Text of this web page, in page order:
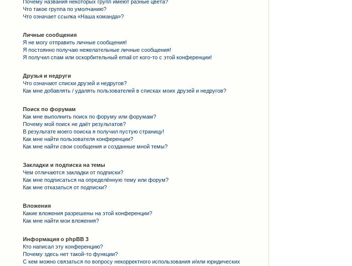
Почему названия некоторых групп имеют разные цвета?
Что такое группа по умолчанию?
Что означает ссылка «Наша команда»?
Личные сообщения
Я не могу отправить личные сообщения!
Я постоянно получаю нежелательные личные сообщения!
Я получил спам или оскорбительный email от кого-то с этой конференции!
Друзья и недруги
Что означают списки друзей и недругов?
Как мне добавлять / удалять пользователей в списках моих друзей и недругов?
Поиск по форумам
Как мне выполнить поиск по форуму или форумам?
Почему мой поиск не даёт результатов?
В результате моего поиска я получил пустую страницу!
Как мне найти пользователя конференции?
Как мне найти свои сообщения и созданные мной темы?
Закладки и подписка на темы
Чем отличаются закладки от подписки?
Как мне подписаться на определённую тему или форум?
Как мне отказаться от подписки?
Вложения
Какие вложения разрешены на этой конференции?
Как мне найти мои вложения?
Информация о phpBB 3
Кто написал эту конференцию?
Почему здесь нет такой-то функции?
С кем можно связаться по вопросу некорректного использования и/или юридических